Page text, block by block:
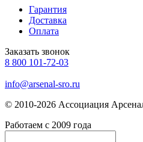
Гарантия
Доставка
Оплата
Заказать звонок
8 800 101-72-03
info@arsenal-sro.ru
© 2010-2026 Ассоциация
Работаем с 2009 года